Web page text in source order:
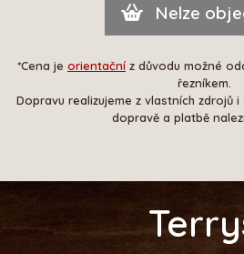
Nelze
*Cena je orientační z důvodu možné
řezníkem.
Dopravu realizujeme z vlastních zdrojů
dopravě a platbě